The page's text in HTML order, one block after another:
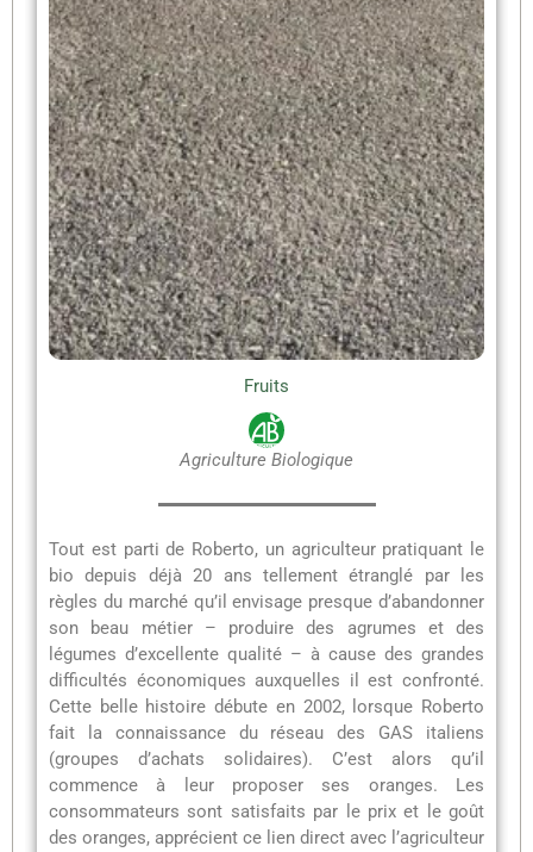
Fruits
Agriculture Biologique
Tout est parti de Roberto, un agriculteur pratiquant le
bio depuis déjà 20 ans tellement étranglé par les
règles du marché qu’il envisage presque d’abandonner
son beau métier – produire des agrumes et des
légumes d’excellente qualité – à cause des grandes
difficultés économiques auxquelles il est confronté.
Cette belle histoire débute en 2002, lorsque Roberto
fait la connaissance du réseau des GAS italiens
(groupes d’achats solidaires). C’est alors qu’il
commence à leur proposer ses oranges. Les
consommateurs sont satisfaits par le prix et le goût
des oranges, apprécient ce lien direct avec l’agriculteur